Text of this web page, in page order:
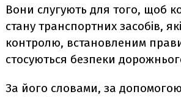
Вони слугують для того, щоб
стану транспортних засобів,
контролю, встановленим
стосуються безпеки
За його словами, за